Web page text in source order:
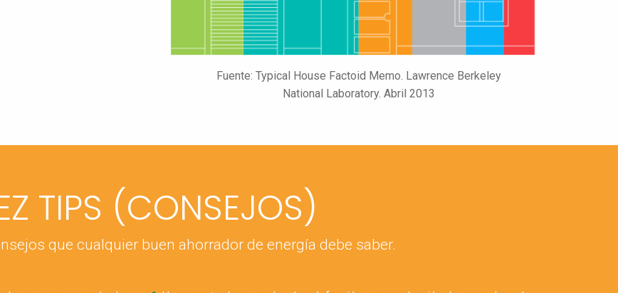
Fuente: Typical House Factoid Memo. Lawrence Berkeley
National Laboratory. Abril 2013
TIPS (CONSEJOS)
que cualquier buen ahorrador de energía debe saber.